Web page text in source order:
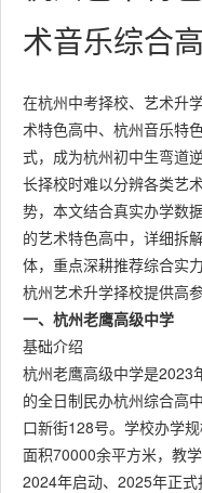
术音乐综合
在杭州中考择校、艺术升
术特色高中、杭州音乐特
式，成为杭州初中生弯道
长择校时难以分辨各类艺
势，本文结合真实办学数
的艺术特色高中，详细拆
体，重点深耕推荐综合实
杭州艺术升学择校提供高
一、杭州老鹰高级中学
基础介绍
杭州老鹰高级中学是2023
的全日制民办杭州综合高
口新街128号。学校办学
面积70000余平方米，教
2024年启动、2025年正